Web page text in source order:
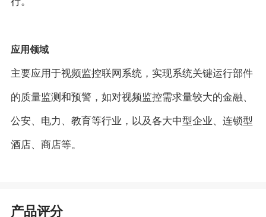
应用领域
主要应用于视频监控联网系统，实现系统关键运行部件
的质量监测和预警，如对视频监控需求量较大的金融、
公安、电力、教育等行业，以及各大中型企业、连锁型
酒店、商店等。
产品评分